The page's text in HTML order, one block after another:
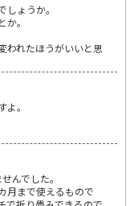
ょうか。
。
われたほうがいいと思
。
んでした。
月まで使えるもので